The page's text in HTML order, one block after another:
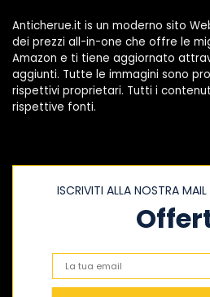
Anticherue.it is un moderno sito
dei prezzi all-in-one che offre le
Amazon e ti tiene aggiornato
aggiunti. Tutte le immagini sono
rispettivi proprietari. Tutti i
rispettive fonti.
ISCRIVITI ALLA NOSTRA MAIL